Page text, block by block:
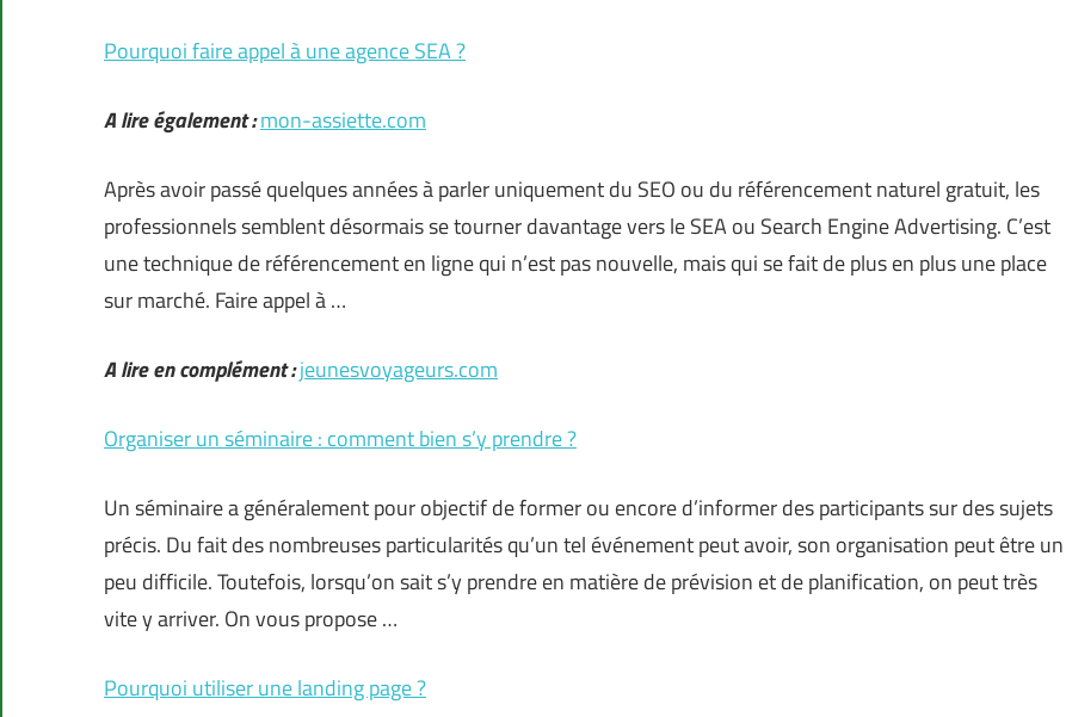
Pourquoi faire appel à une agence SEA ?
A lire également :mon-assiette.com
Après avoir passé quelques années à parler uniquement du SEO ou du référencement naturel gratuit, les
professionnels semblent désormais se tourner davantage vers le SEA ou Search Engine Advertising. C’est
une technique de référencement en ligne qui n’est pas nouvelle, mais qui se fait de plus en plus une place
sur marché. Faire appel à …
A lire en complément :jeunesvoyageurs.com
Organiser un séminaire : comment bien s’y prendre ?
Un séminaire a généralement pour objectif de former ou encore d’informer des participants sur des sujets
précis. Du fait des nombreuses particularités qu’un tel événement peut avoir, son organisation peut être un
peu difficile. Toutefois, lorsqu’on sait s’y prendre en matière de prévision et de planification, on peut très
vite y arriver. On vous propose …
Pourquoi utiliser une landing page ?